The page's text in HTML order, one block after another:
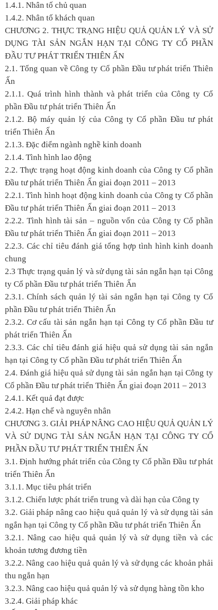
1.4.1. Nhân tố chủ quan
1.4.2. Nhân tố khách quan
CHƯƠNG 2. THỰC TRẠNG HIỆU QUẢ QUẢN LÝ VÀ SỬ
DỤNG TÀI SẢN NGẮN HẠN TẠI CÔNG TY CỔ PHẦN
ĐẦU TƯ PHÁT TRIỂN THIÊN ẤN
2.1. Tổng quan về Công ty Cổ phần Đầu tư phát triển Thiên
Ấn
2.1.1. Quá trình hình thành và phát triển của Công ty Cổ
phần Đầu tư phát triển Thiên Ấn
2.1.2. Bộ máy quản lý của Công ty Cổ phần Đầu tư phát
triển Thiên Ấn
2.1.3. Đặc điểm ngành nghề kinh doanh
2.1.4. Tình hình lao động
2.2. Thực trạng hoạt động kinh doanh của Công ty Cổ phần
Đầu tư phát triển Thiên Ấn giai đoạn 2011 – 2013
2.2.1. Tình hình hoạt động kinh doanh của Công ty Cổ phần
Đầu tư phát triển Thiên Ấn giai đoạn 2011 – 2013
2.2.2. Tình hình tài sản – nguồn vốn của Công ty Cổ phần
Đầu tư phát triển Thiên Ấn giai đoạn 2011 – 2013
2.2.3. Các chỉ tiêu đánh giá tổng hợp tình hình kinh doanh
chung
2.3 Thực trạng quản lý và sử dụng tài sản ngắn hạn tại Công
ty Cổ phần Đầu tư phát triển Thiên Ấn
2.3.1. Chính sách quản lý tài sản ngắn hạn tại Công ty Cổ
phần Đầu tư phát triển Thiên Ấn
2.3.2. Cơ cấu tài sản ngắn hạn tại Công ty Cổ phần Đầu tư
phát triển Thiên Ấn
2.3.3. Các chỉ tiêu đánh giá hiệu quả sử dụng tài sản ngắn
hạn tại Công ty Cổ phần Đầu tư phát triển Thiên Ấn
2.4. Đánh giá hiệu quả sử dụng tài sản ngắn hạn tại Công ty
Cổ phần Đầu tư phát triển Thiên Ấn giai đoạn 2011 – 2013
2.4.1. Kết quả đạt được
2.4.2. Hạn chế và nguyên nhân
CHƯƠNG 3. GIẢI PHÁP NÂNG CAO HIỆU QUẢ QUẢN LÝ
VÀ SỬ DỤNG TÀI SẢN NGẮN HẠN TẠI CÔNG TY CỔ
PHẦN ĐẦU TƯ PHÁT TRIỂN THIÊN ẤN
3.1. Định hướng phát triển của Công ty Cổ phần Đầu tư phát
triển Thiên Ấn
3.1.1. Mục tiêu phát triển
3.1.2. Chiến lược phát triển trung và dài hạn của Công ty
3.2. Giải pháp nâng cao hiệu quả quản lý và sử dụng tài sản
ngắn hạn tại Công ty Cổ phần Đầu tư phát triển Thiên Ấn
3.2.1. Nâng cao hiệu quả quản lý và sử dụng tiền và các
khoản tương đương tiền
3.2.2. Nâng cao hiệu quả quản lý và sử dụng các khoản phải
thu ngắn hạn
3.2.3. Nâng cao hiệu quả quản lý và sử dụng hàng tồn kho
3.2.4. Giải pháp khác